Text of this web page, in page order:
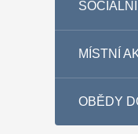
MÍSTNÍ
OBĚDY